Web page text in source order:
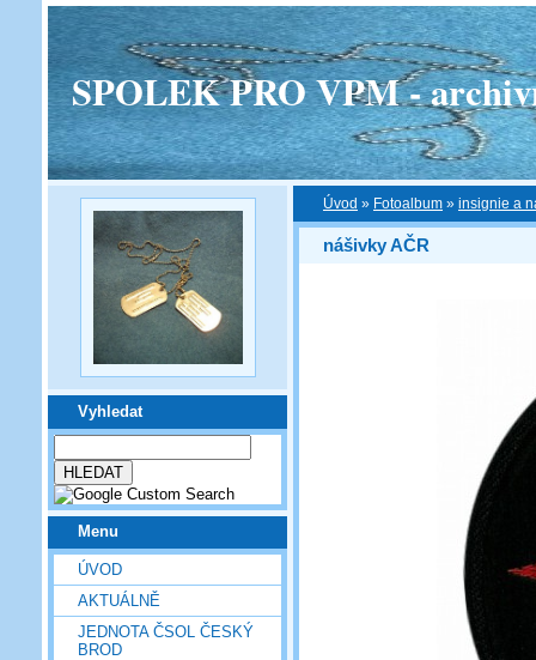
SPOLEK PRO VPM -
Vyhledat
Menu
ÚVOD
AKTUÁLNĚ
JEDNOTA ČSOL ČESKÝ
BROD
Úvod » Fotoalbum » insignie a
nášivky AČR